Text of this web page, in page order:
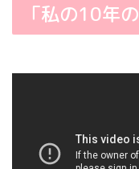
「私の10年